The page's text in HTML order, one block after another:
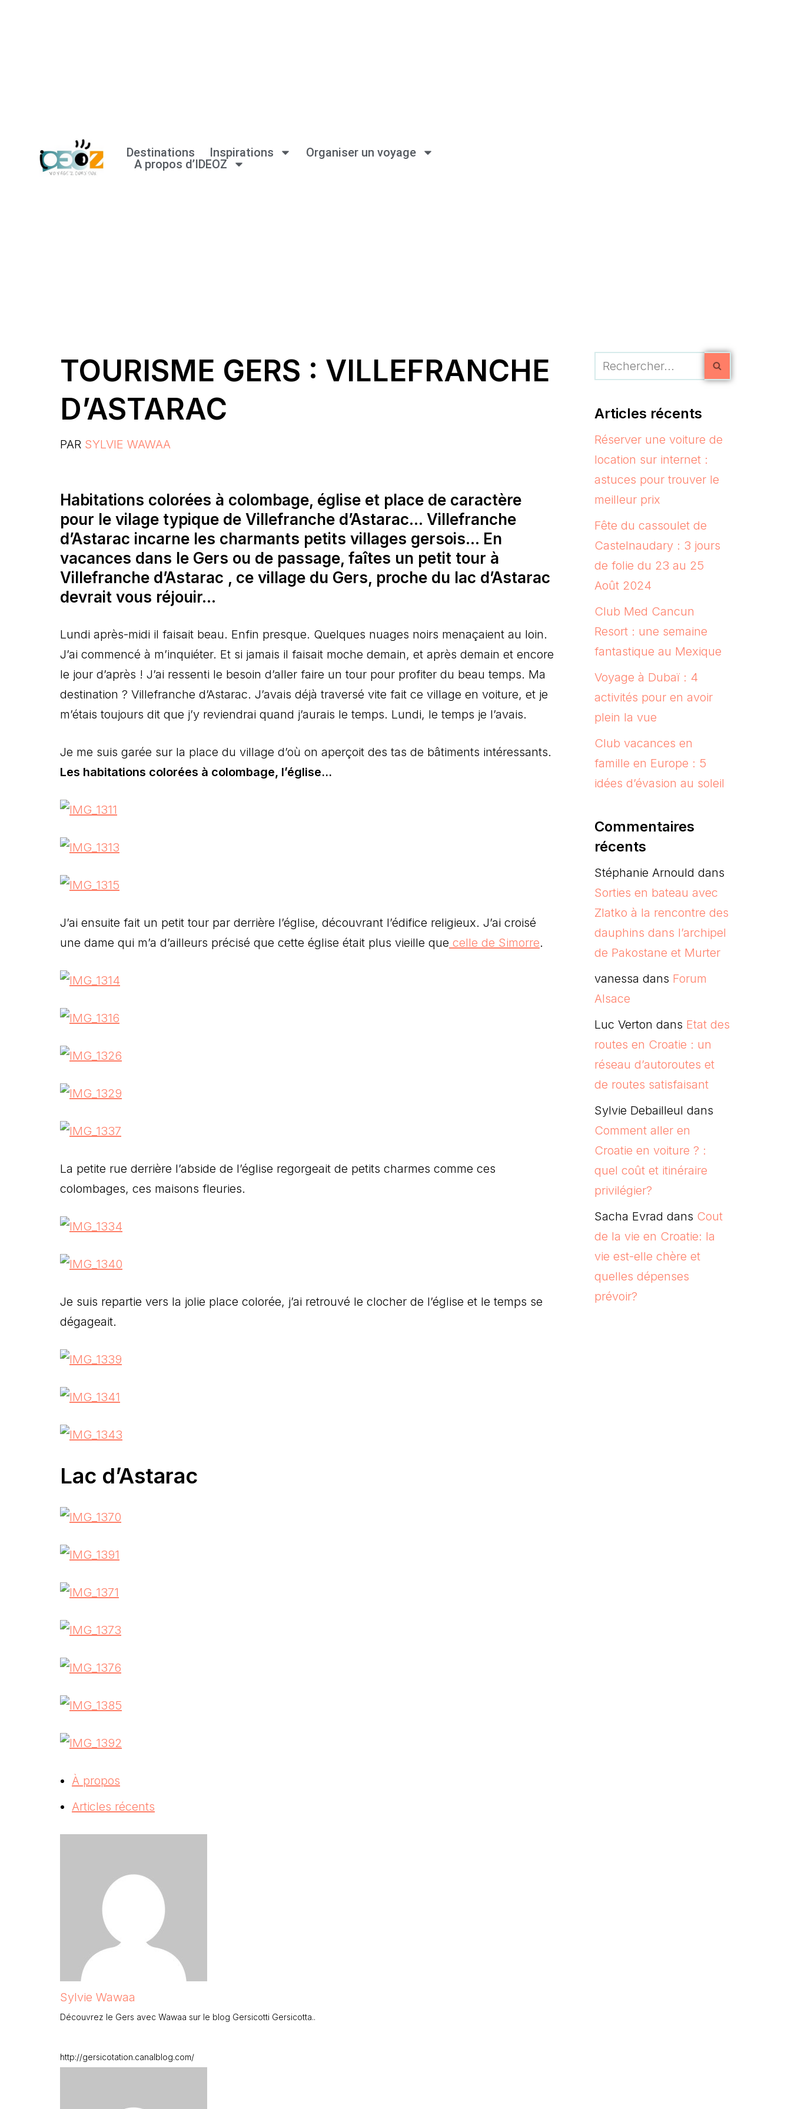
Destinations Inspirations
Organiser un voyage
A propos d’IDEOZ
TOURISME GERS : VILLEFRANCHE
D’ASTARAC
PAR SYLVIE WAWAA
Habitations colorées à colombage, église et place de caractère
pour le vilage typique de Villefranche d’Astarac… Villefranche
d’Astarac incarne les charmants petits villages gersois… En
vacances dans le Gers ou de passage, faîtes un petit tour à
Villefranche d’Astarac , ce village du Gers, proche du lac d’Astarac
devrait vous réjouir…
Lundi après-midi il faisait beau. Enfin presque. Quelques nuages noirs menaçaient au loin.
J’ai commencé à m’inquiéter. Et si jamais il faisait moche demain, et après demain et encore
le jour d’après ! J’ai ressenti le besoin d’aller faire un tour pour profiter du beau temps. Ma
destination ? Villefranche d’Astarac. J’avais déjà traversé vite fait ce village en voiture, et je
m’étais toujours dit que j’y reviendrai quand j’aurais le temps. Lundi, le temps je l’avais.
Je me suis garée sur la place du village d’où on aperçoit des tas de bâtiments intéressants.
Les habitations colorées à colombage, l’église…
J’ai ensuite fait un petit tour par derrière l’église, découvrant l’édifice religieux. J’ai croisé
une dame qui m’a d’ailleurs précisé que cette église était plus vieille que celle de Simorre.
La petite rue derrière l’abside de l’église regorgeait de petits charmes comme ces
colombages, ces maisons fleuries.
Je suis repartie vers la jolie place colorée, j’ai retrouvé le clocher de l’église et le temps se
dégageait.
Lac d’Astarac
À propos
Articles récents
Sylvie Wawaa
Découvrez le Gers avec Wawaa sur le blog Gersicotti Gersicotta..
http://gersicotation.canalblog.com/
Articles récents
Réserver une voiture de
location sur internet :
astuces pour trouver le
meilleur prix
Fête du cassoulet de
Castelnaudary : 3 jours
de folie du 23 au 25
Août 2024
Club Med Cancun
Resort : une semaine
fantastique au Mexique
Voyage à Dubaï : 4
activités pour en avoir
plein la vue
Club vacances en
famille en Europe : 5
idées d’évasion au soleil
Commentaires
récents
Stéphanie Arnould dans
Sorties en bateau avec
Zlatko à la rencontre des
dauphins dans l’archipel
de Pakostane et Murter
vanessa dans Forum
Alsace
Luc Verton dans Etat des
routes en Croatie : un
réseau d’autoroutes et
de routes satisfaisant
Sylvie Debailleul dans
Comment aller en
Croatie en voiture ? :
quel coût et itinéraire
privilégier?
Sacha Evrad dans Cout
de la vie en Croatie: la
vie est-elle chère et
quelles dépenses
prévoir?